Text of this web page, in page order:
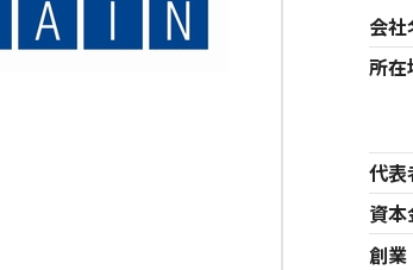
会社
所在
代表
資本
創業